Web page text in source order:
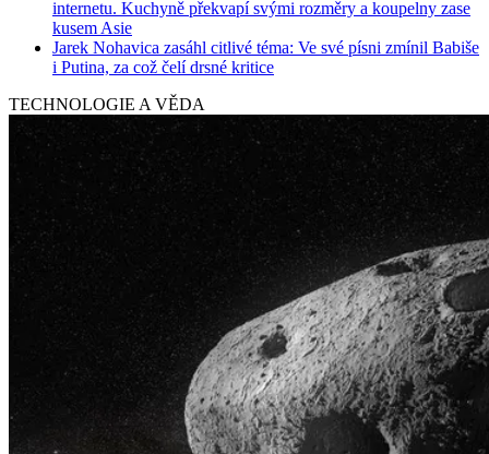
internetu. Kuchyně překvapí svými rozměry a koupelny zase
kusem Asie
Jarek Nohavica zasáhl citlivé téma: Ve své písni zmínil Babiše
i Putina, za což čelí drsné kritice
TECHNOLOGIE A VĚDA